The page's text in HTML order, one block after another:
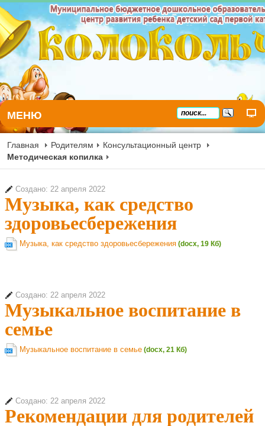
МЕНЮ
Главная Родителям
Консультационный центр
Методическая копилка
Создано: 22 апреля 2022
Музыка, как средство
здоровьесбережения
Музыка, как средство здоровьесбережения (docx, 19 Кб)
Создано: 22 апреля 2022
Музыкальное воспитание в
семье
Музыкальное воспитание в семье (docx, 21 Кб)
Создано: 22 апреля 2022
Рекомендации для родителей